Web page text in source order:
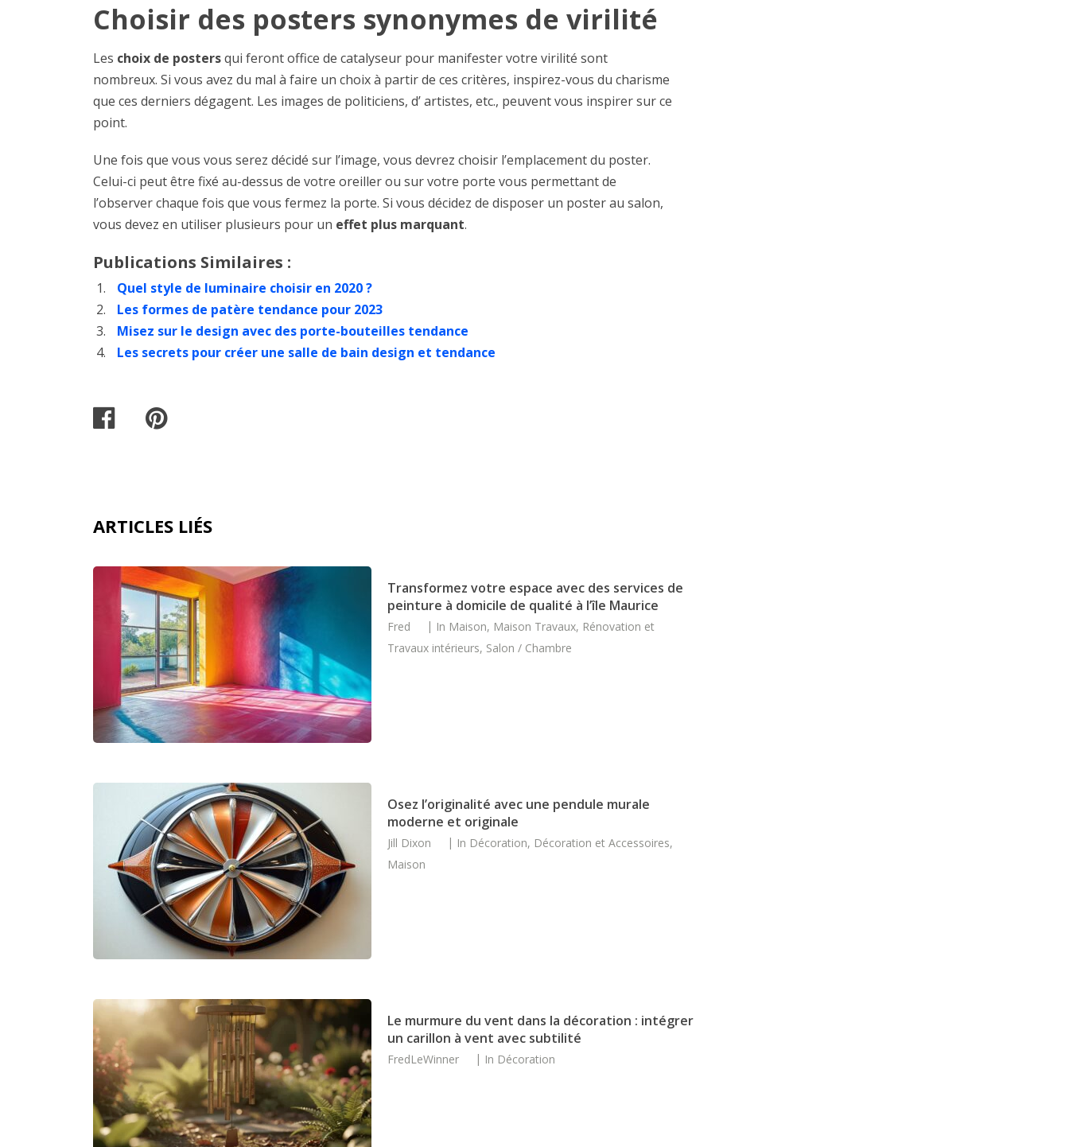
Choisir des posters synonymes de virilité
Les choix de postersqui feront office de catalyseur pour manifester votre virilité sont
nombreux. Si vous avez du mal à faire un choix à partir de ces critères, inspirez-vous du charisme
que ces derniers dégagent. Les images de politiciens, d’ artistes, etc., peuvent vous inspirer sur ce
point.
Une fois que vous vous serez décidé sur l’image, vous devrez choisir l’emplacement du poster.
Celui-ci peut être fixé au-dessus de votre oreiller ou sur votre porte vous permettant de
l’observer chaque fois que vous fermez la porte. Si vous décidez de disposer un poster au salon,
vous devez en utiliser plusieurs pour un effet plus marquant.
Publications Similaires :
Quel style de luminaire choisir en 2020 ?
Les formes de patère tendance pour 2023
Misez sur le design avec des porte-bouteilles tendance
Les secrets pour créer une salle de bain design et tendance
ARTICLES LIÉS
Transformez votre espace avec des services de
peinture à domicile de qualité à l’île Maurice
Fred In Maison, Maison Travaux, Rénovation et
Travaux intérieurs, Salon / Chambre
Osez l’originalité avec une pendule murale
moderne et originale
Jill Dixon In Décoration, Décoration et Accessoires,
Maison
Le murmure du vent dans la décoration : intégrer
un carillon à vent avec subtilité
FredLeWinner In Décoration